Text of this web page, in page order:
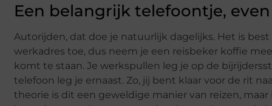
Een belangrijk telefoontje,
Autorijden, dat doe je natuurlijk dagelijks. Het is
werkadres toe, dus neem je een reisbeker koffie
komt te staan. Je werkspullen leg je op de
telefoon leg je ernaast. Zo, jij bent klaar voor de rit
theorie is dit een geweldige manier van reizen,